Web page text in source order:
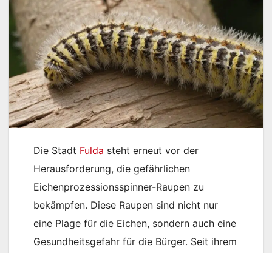
Die Stadt Fulda steht erneut vor der
Herausforderung, die gefährlichen
Eichenprozessionsspinner-Raupen zu
bekämpfen. Diese Raupen sind nicht nur
eine Plage für die Eichen, sondern auch eine
Gesundheitsgefahr für die Bürger. Seit ihrem